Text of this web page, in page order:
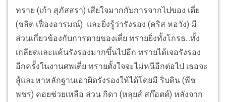
ทราย (เก้า สุภัสสรา) เสียใจมากกับการจากไปของ เตี่ย
(ชลิต เฟื่องอารมณ์) และยิ่งรู้ว่ารังรอง (คริส หอวัง) มี
ส่วนเกี่ยวข้องกับการตายของเตี่ย ทรายยิ่งทั้งโกรธ...ทั้ง
เกลียดและแค้นรังรองมากขึ้นไปอีก ทรายได้เจอรังรอง
อีกครั้งในงานศพเตี่ย ทรายตั้งใจจะไม่หนีอีกต่อไป เธอจะ
สู้และหาหลักฐานเอาผิดรังรองให้ได้โดยมี ริบดิน (พีช
พชร) คอยช่วยเหลือ ส่วน กิดา (หลุยส์ สก๊อตต์) หลังจาก